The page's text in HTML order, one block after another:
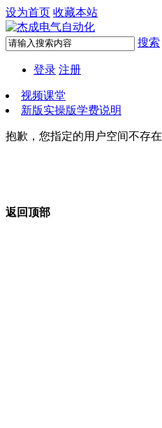
设为首页 收藏本站
搜索
登录 注册
视频课堂
新版实操版学费说明
抱歉，您指定的用户空间不存在
返回顶部